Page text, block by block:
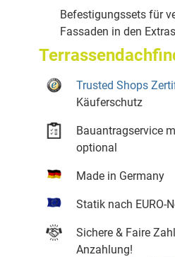
Befestigungssets für
Fassaden in den
Trusted Shops
Käuferschutz
Bauantragservice
optional
Made in Germany
Statik nach EURO-
Sichere & Faire
Anzahlung!